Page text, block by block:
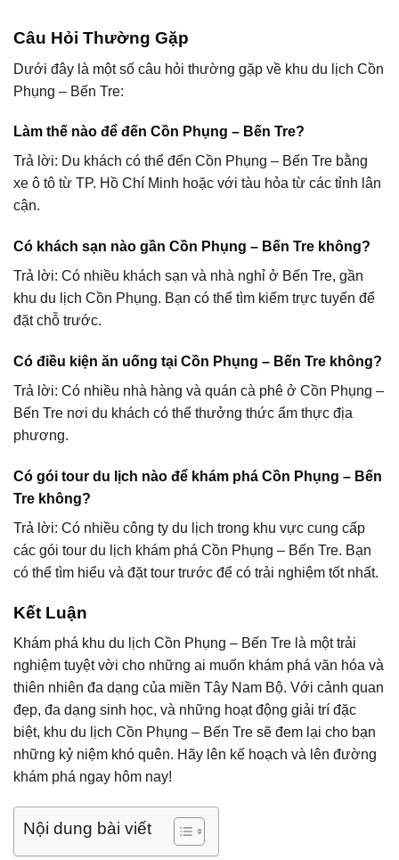
Câu Hỏi Thường Gặp
Dưới đây là một số câu hỏi thường gặp về khu du lịch Cồn
Phụng – Bến Tre:
Làm thế nào để đến Cồn Phụng – Bến Tre?
Trả lời: Du khách có thể đến Cồn Phụng – Bến Tre bằng
xe ô tô từ TP. Hồ Chí Minh hoặc với tàu hỏa từ các tỉnh lân
cận.
Có khách sạn nào gần Cồn Phụng – Bến Tre không?
Trả lời: Có nhiều khách sạn và nhà nghỉ ở Bến Tre, gần
khu du lịch Cồn Phụng. Bạn có thể tìm kiếm trực tuyến để
đặt chỗ trước.
Có điều kiện ăn uống tại Cồn Phụng – Bến Tre không?
Trả lời: Có nhiều nhà hàng và quán cà phê ở Cồn Phụng –
Bến Tre nơi du khách có thể thưởng thức ẩm thực địa
phương.
Có gói tour du lịch nào để khám phá Cồn Phụng – Bến
Tre không?
Trả lời: Có nhiều công ty du lịch trong khu vực cung cấp
các gói tour du lịch khám phá Cồn Phụng – Bến Tre. Bạn
có thể tìm hiểu và đặt tour trước để có trải nghiệm tốt nhất.
Kết Luận
Khám phá khu du lịch Cồn Phụng – Bến Tre là một trải
nghiệm tuyệt vời cho những ai muốn khám phá văn hóa và
thiên nhiên đa dạng của miền Tây Nam Bộ. Với cảnh quan
đẹp, đa dạng sinh học, và những hoạt động giải trí đặc
biệt, khu du lịch Cồn Phụng – Bến Tre sẽ đem lại cho bạn
những kỷ niệm khó quên. Hãy lên kế hoạch và lên đường
khám phá ngay hôm nay!
Nội dung bài viết